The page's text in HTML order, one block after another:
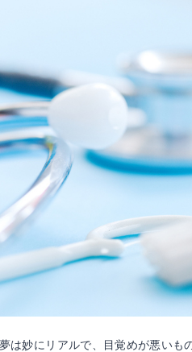
は妙にリアルで、目覚めが悪いも